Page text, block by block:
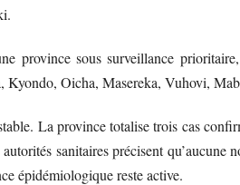
province sous surveillance
Oicha, Masereka, Vuhovi,
La province totalise trois cas
sanitaires précisent qu’aucune
épidémiologique reste active.